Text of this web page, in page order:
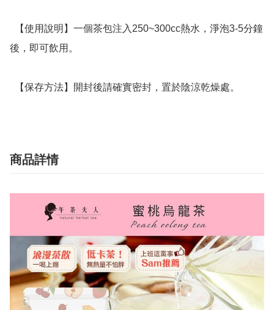
後，即可飲用。
  【保存方法】開封後請確實密封，置於陰涼乾燥處。
商品詳情